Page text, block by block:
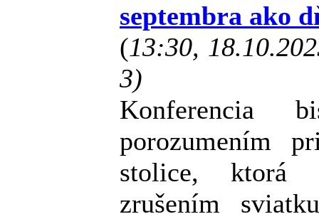
septembra ako
(13:30,
3)
Konferencia
porozumením
stolice, ktorá
zrušením